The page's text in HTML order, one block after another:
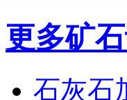
更多矿
石灰石